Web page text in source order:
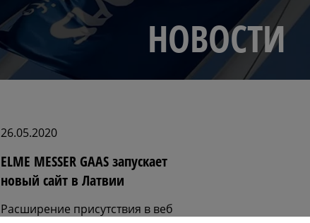
НОВОСТИ
26.05.2020
ELME MESSER GAAS запускает
новый сайт в Латвии
Расширение присутствия в веб